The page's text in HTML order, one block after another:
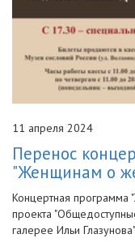
11 апреля 2024
Перенос
"Женщинам о
Концертная программа
проекта
галерее Ильи